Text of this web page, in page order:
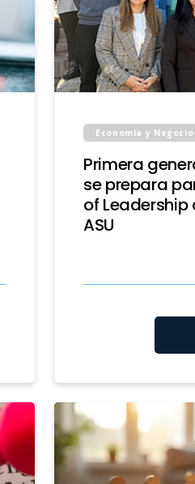
Economía y
Primera
se prepara
of
ASU